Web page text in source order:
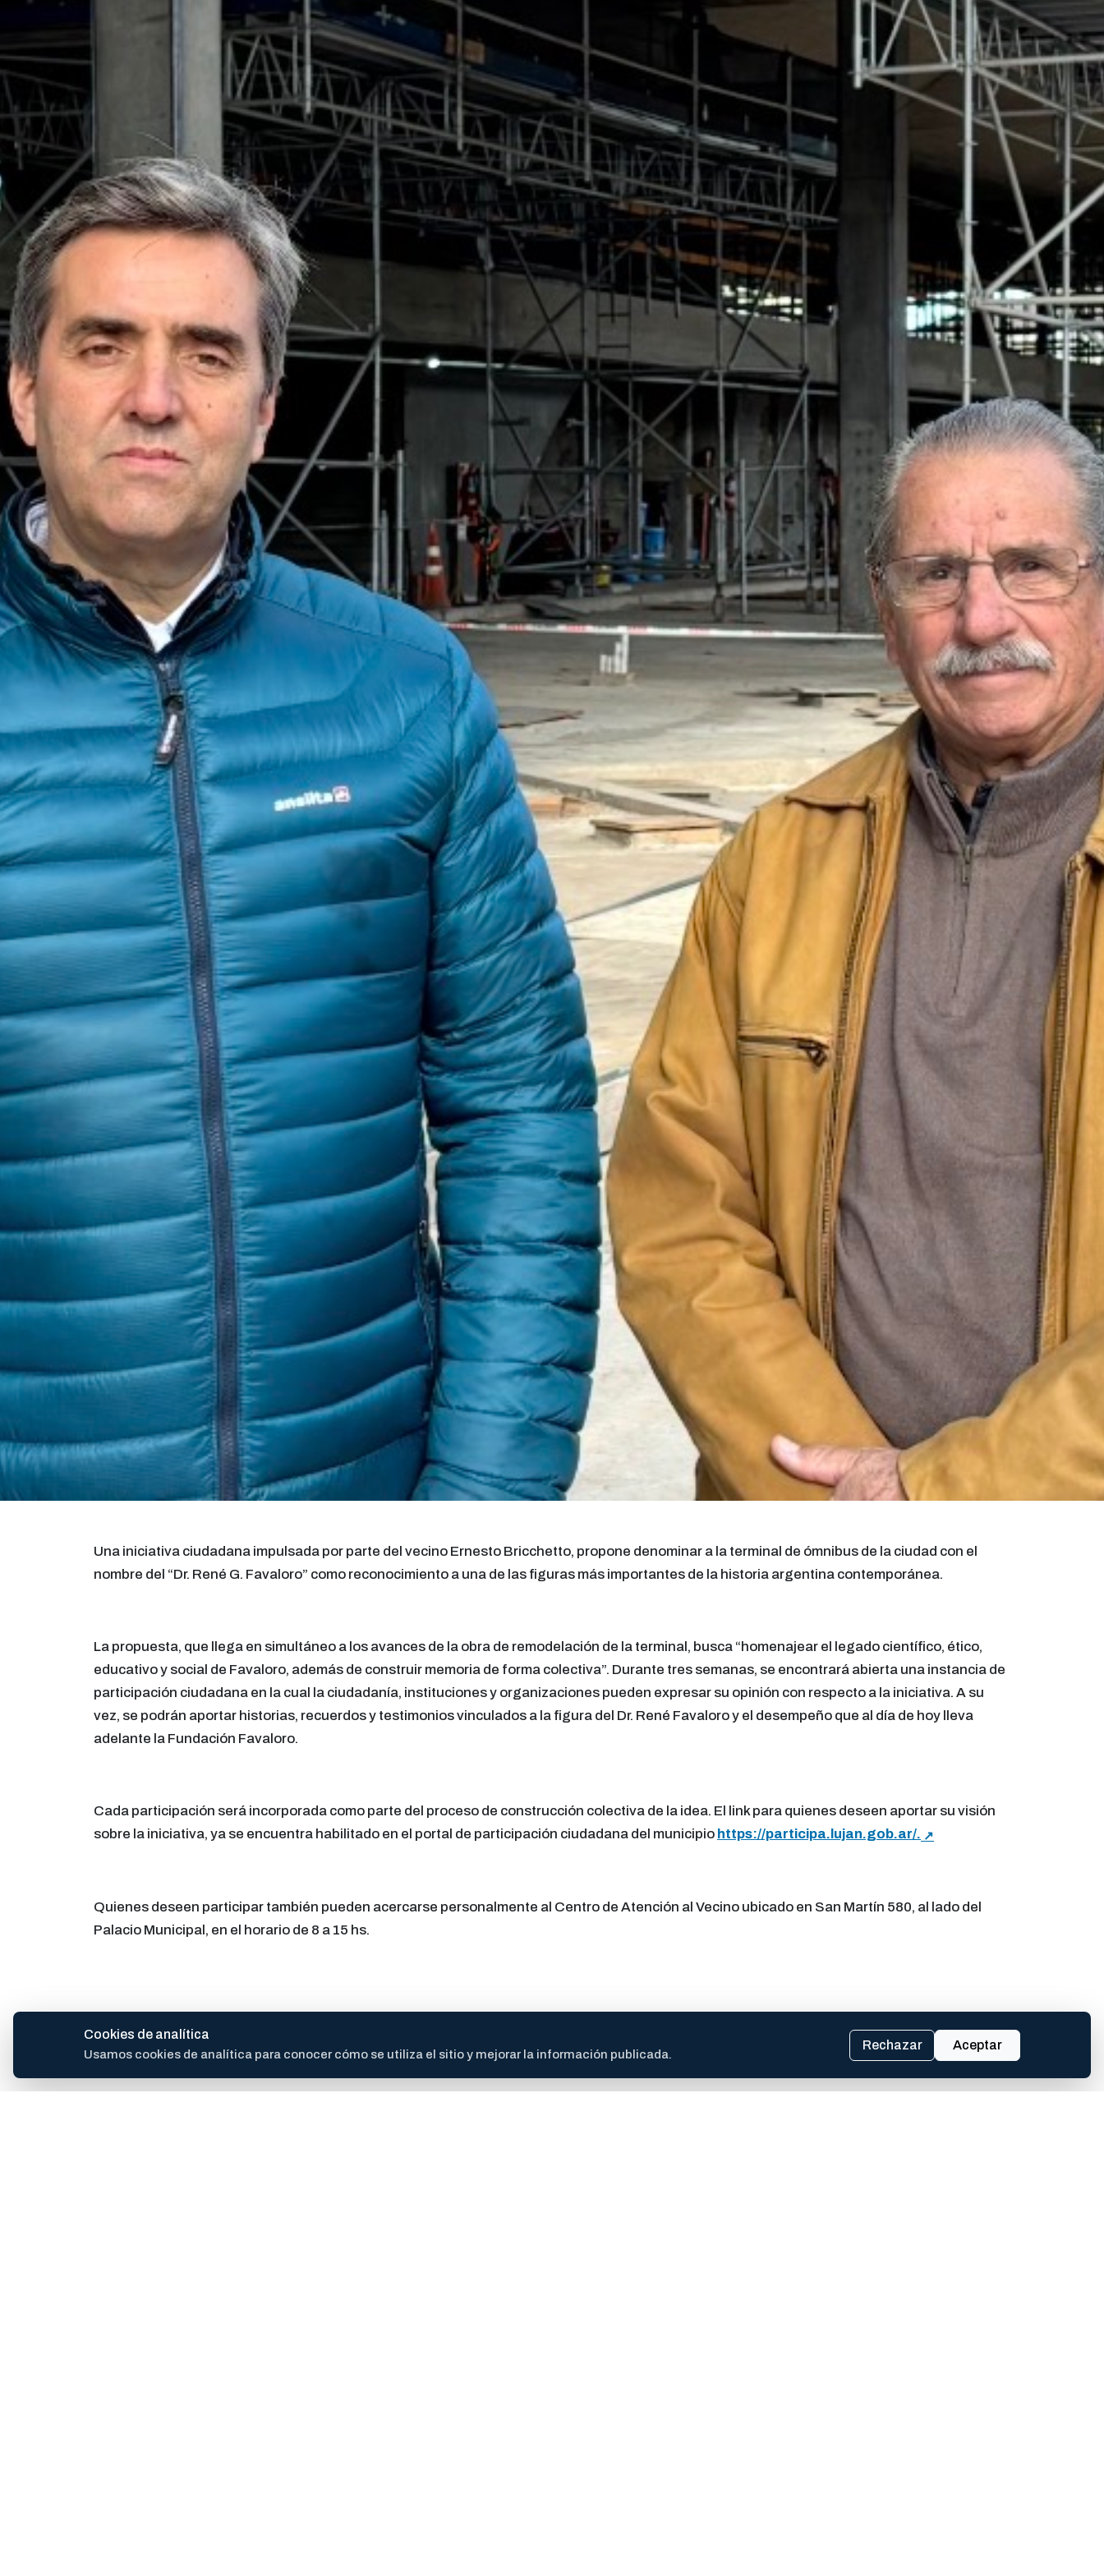
Una iniciativa ciudadana impulsada por parte del vecino Ernesto Bricchetto, propone denominar a la terminal de ómnibus de la ciudad con el
nombre del “Dr. René G. Favaloro” como reconocimiento a una de las figuras más importantes de la historia argentina contemporánea.
La propuesta, que llega en simultáneo a los avances de la obra de remodelación de la terminal, busca “homenajear el legado científico, ético,
educativo y social de Favaloro, además de construir memoria de forma colectiva”. Durante tres semanas, se encontrará abierta una instancia de
participación ciudadana en la cual la ciudadanía, instituciones y organizaciones pueden expresar su opinión con respecto a la iniciativa. A su
vez, se podrán aportar historias, recuerdos y testimonios vinculados a la figura del Dr. René Favaloro y el desempeño que al día de hoy lleva
adelante la Fundación Favaloro.
Cada participación será incorporada como parte del proceso de construcción colectiva de la idea. El link para quienes deseen aportar su visión
sobre la iniciativa, ya se encuentra habilitado en el portal de participación ciudadana del municipio https://participa.lujan.gob.ar/.
Quienes deseen participar también pueden acercarse personalmente al Centro de Atención al Vecino ubicado en San Martín 580, al lado del
Palacio Municipal, en el horario de 8 a 15 hs.
Sobre Favaloro
Cookies de analítica
Usamos cookies de analítica para conocer cómo se utiliza el sitio y mejorar la información publicada.
Rechazar Aceptar